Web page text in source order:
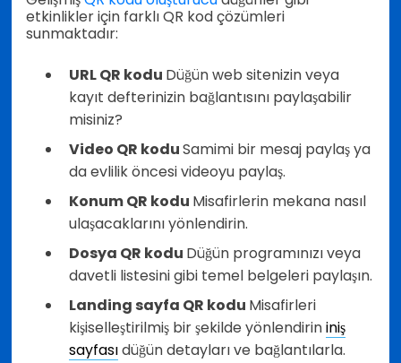
etkinlikler için farklı QR kod çözümleri
sunmaktadır:
URL QR kodu Düğün web sitenizin veya
kayıt defterinizin bağlantısını paylaşabilir
misiniz?
Video QR koduSamimi bir mesaj paylaş ya
da evlilik öncesi videoyu paylaş.
Konum QR kodu Misafirlerin mekana nasıl
ulaşacaklarını yönlendirin.
Dosya QR kodu Düğün programınızı veya
davetli listesini gibi temel belgeleri paylaşın.
Landing sayfa QR kodu Misafirleri
kişiselleştirilmiş bir şekilde yönlendirininiş
sayfasıdüğün detayları ve bağlantılarla.